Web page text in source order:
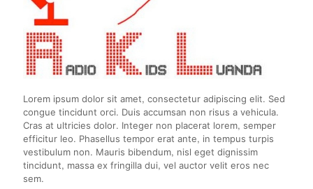
Lorem ipsum dolor sit amet, consectetur adipiscing elit. Sed
congue tincidunt orci. Duis accumsan non risus a vehicula.
Cras at ultricies dolor. Integer non placerat lorem, semper
efficitur leo. Phasellus tempor erat ante, in tempus turpis
vestibulum non. Mauris bibendum, nisl eget dignissim
tincidunt, massa ex fringilla dui, vel auctor velit eros nec
sem.